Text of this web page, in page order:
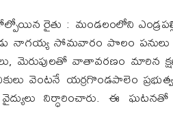
రైతు : మండలంలోని
నాగయ్య సోమవారం పొలం పనులు
మెరుపులతో వాతావరణం మారిన
వెంటనే యర్రగొండపాలెం
నిర్ధారించారు. ఈ